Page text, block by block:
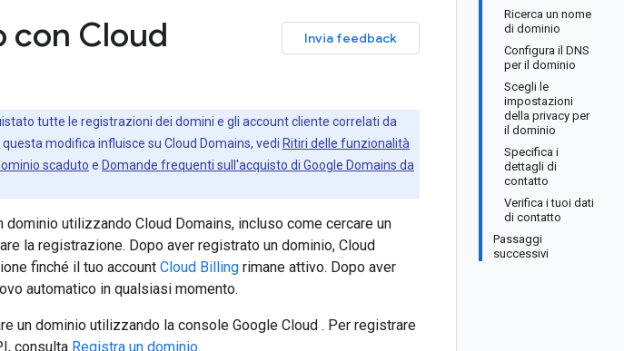
Ricerca un nome
di dominio
Configura il DNS
per il dominio
Scegli le
impostazioni
della privacy per
il dominio
Specifica i
dettagli di
contatto
Verifica i tuoi dati
di contatto
Passaggi
successivi
Invia feedback
con Cloud
tutte le registrazioni dei domini e gli account cliente correlati da
modifica influisce su Cloud Domains, vedi Ritiri delle funzionalità
scaduto e Domande frequenti sull'acquisto di Google Domains da
utilizzando Cloud Domains, incluso come cercare un
la registrazione. Dopo aver registrato un dominio, Cloud
finché il tuo account Cloud Billing rimane attivo. Dopo aver
automatico in qualsiasi momento.
un dominio utilizzando la console Google Cloud . Per registrare
consulta Registra un dominio.